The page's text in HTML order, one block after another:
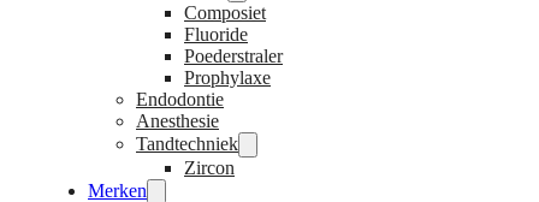
Composiet
Fluoride
Poederstraler
Prophylaxe
Endodontie
Anesthesie
Tandtechniek
Zircon
Merken